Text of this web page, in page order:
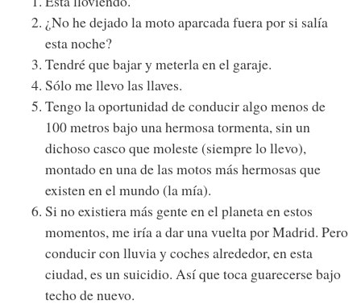
¿No he dejado la moto aparcada fuera por si salía
esta noche?
Tendré que bajar y meterla en el garaje.
Sólo me llevo las llaves.
Tengo la oportunidad de conducir algo menos de
100 metros bajo una hermosa tormenta, sin un
dichoso casco que moleste (siempre lo llevo),
montado en una de las motos más hermosas que
existen en el mundo (la mía).
Si no existiera más gente en el planeta en estos
momentos, me iría a dar una vuelta por Madrid. Pero
conducir con lluvia y coches alrededor, en esta
ciudad, es un suicidio. Así que toca guarecerse bajo
techo de nuevo.